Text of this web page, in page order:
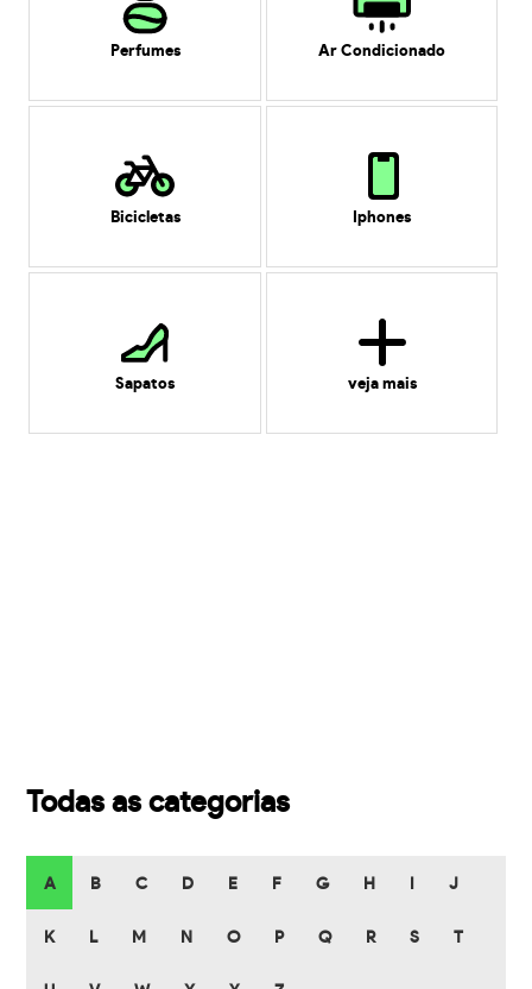
Perfumes Ar Condicionado
Bicicletas Iphones
Sapatos veja mais
Todas as categorias
A B C D E F G H J
K L M N O P Q R S T